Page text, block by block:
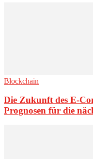
Blockchain
Die Zukunft des E-
Prognosen für die